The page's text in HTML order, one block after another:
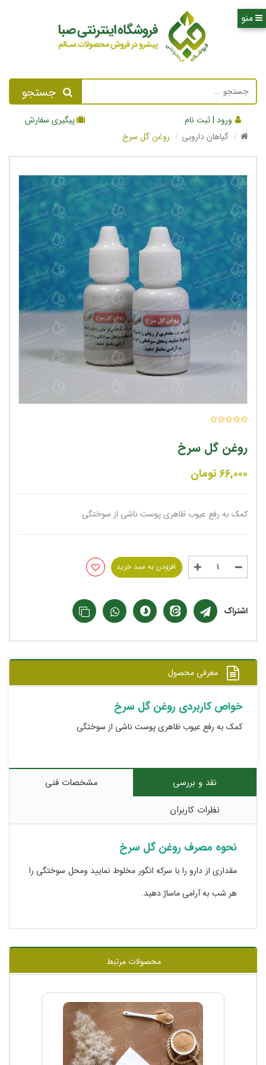
جستجو
ورود | ثبت نام
پیگیری سفارش
گیاهان دارویی
روغن گل سرخ
روغن گل سرخ
۶۶,۰۰۰تومان
کمک به رفع عیوب ظاهری پوست ناشی از سوختگی
افزودن به سبد خرید
اشتراک
معرفی محصول
خواص کاربردی روغن گل سرخ
کمک به رفع عیوب ظاهری پوست ناشی از سوختگی
نقد و بررسی
مشخصات فنی
نظرات کاربران
نحوه مصرف روغن گل سرخ
مقداری از دارو را با سرکه انگور مخلوط نمایید ومحل سوختگی را
هر شب به آرامی ماساژ دهید.
محصولات مرتبط